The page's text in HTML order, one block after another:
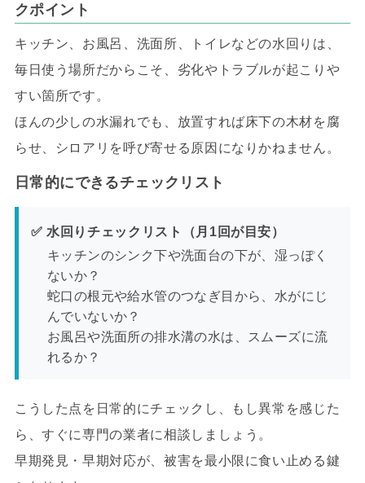
クポイント
キッチン、お風呂、洗面所、トイレなどの水回りは、
毎日使う場所だからこそ、劣化やトラブルが起こりや
すい箇所です。
ほんの少しの水漏れでも、放置すれば床下の木材を腐
らせ、シロアリを呼び寄せる原因になりかねません。
日常的にできるチェックリスト
✅ 水回りチェックリスト（月1回が目安）
キッチンのシンク下や洗面台の下が、湿っぽく
ないか？
蛇口の根元や給水管のつなぎ目から、水がにじ
んでいないか？
お風呂や洗面所の排水溝の水は、スムーズに流
れるか？
こうした点を日常的にチェックし、もし異常を感じた
ら、すぐに専門の業者に相談しましょう。
早期発見・早期対応が、被害を最小限に食い止める鍵